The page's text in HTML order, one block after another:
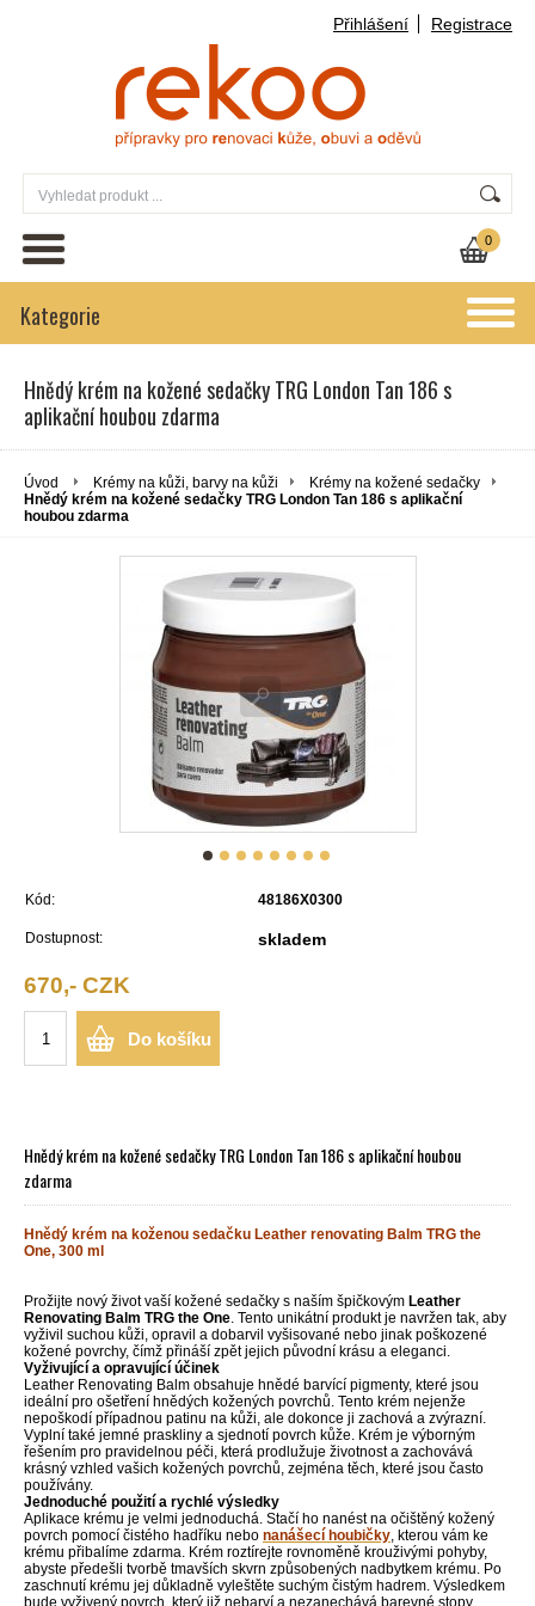
Přihlášení Registrace
0
Kategorie
Hnědý krém na kožené sedačky TRG London Tan 186 s
aplikační houbou zdarma
Úvod Krémy na kůži, barvy na kůži
Krémy na kožené sedačky
Hnědý krém na kožené sedačky TRG London Tan 186 s aplikační
houbou zdarma
Kód: 48186X0300
Dostupnost: skladem
670,- CZK
Do košíku
Hnědý krém na kožené sedačky TRG London Tan 186 s aplikační houbou
zdarma
Hnědý krém na koženou sedačku Leather renovating Balm TRG the
One, 300 ml
Prožijte nový život vaší kožené sedačky s naším špičkovým Leather
Renovating Balm TRG the One. Tento unikátní produkt je navržen tak, aby
vyživil suchou kůži, opravil a dobarvil vyšisované nebo jinak poškozené
kožené povrchy, čímž přináší zpět jejich původní krásu a eleganci.
Vyživující a opravující účinek
Leather Renovating Balm obsahuje hnědé barvící pigmenty, které jsou
ideální pro ošetření hnědých kožených povrchů. Tento krém nejenže
nepoškodí případnou patinu na kůži, ale dokonce ji zachová a zvýrazní.
Vyplní také jemné praskliny a sjednotí povrch kůže. Krém je výborným
řešením pro pravidelnou péči, která prodlužuje životnost a zachovává
krásný vzhled vašich kožených povrchů, zejména těch, které jsou často
používány.
Jednoduché použití a rychlé výsledky
Aplikace krému je velmi jednoduchá. Stačí ho nanést na očištěný kožený
povrch pomocí čistého hadříku nebo nanášecí houbičky, kterou vám ke
krému přibalíme zdarma. Krém roztírejte rovnoměně krouživými pohyby,
abyste předešli tvorbě tmavších skvrn způsobených nadbytkem krému. Po
zaschnutí krému jej důkladně vyleštěte suchým čistým hadrem. Výsledkem
bude vyživený povrch, který již nebarví a nezanechává barevné stopy.